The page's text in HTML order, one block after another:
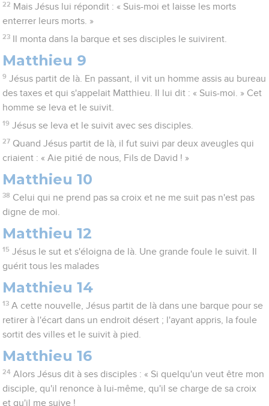
22 Mais Jésus lui répondit : « Suis-moi et laisse les morts
enterrer leurs morts. »
23 Il monta dans la barque et ses disciples le suivirent.
Matthieu 9
9 Jésus partit de là. En passant, il vit un homme assis au bureau
des taxes et qui s'appelait Matthieu. Il lui dit : « Suis-moi. » Cet
homme se leva et le suivit.
19 Jésus se leva et le suivit avec ses disciples.
27 Quand Jésus partit de là, il fut suivi par deux aveugles qui
criaient : « Aie pitié de nous, Fils de David ! »
Matthieu 10
38 Celui qui ne prend pas sa croix et ne me suit pas n'est pas
digne de moi.
Matthieu 12
15 Jésus le sut et s'éloigna de là. Une grande foule le suivit. Il
guérit tous les malades
Matthieu 14
13 A cette nouvelle, Jésus partit de là dans une barque pour se
retirer à l'écart dans un endroit désert ; l'ayant appris, la foule
sortit des villes et le suivit à pied.
Matthieu 16
24 Alors Jésus dit à ses disciples : « Si quelqu'un veut être mon
disciple, qu'il renonce à lui-même, qu'il se charge de sa croix
et qu'il me suive !